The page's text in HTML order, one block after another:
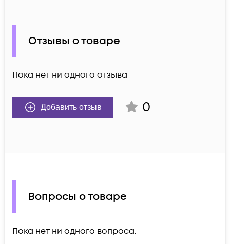
Отзывы о товаре
Пока нет ни одного отзыва
Добавить отзыв 0
Вопросы о товаре
Пока нет ни одного вопроса.